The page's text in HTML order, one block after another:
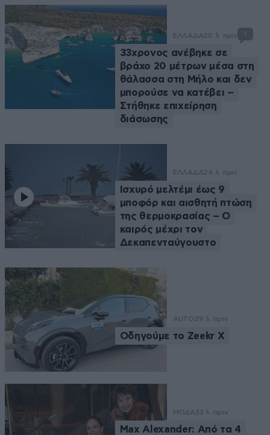
ΕΛΛΑΔΑ20 λ. πριν
33χρονος ανέβηκε σε
βράχο 20 μέτρων μέσα στη
θάλασσα στη Μήλο και δεν
μπορούσε να κατέβει –
Στήθηκε επιχείρηση
διάσωσης
ΕΛΛΑΔΑ24 λ. πριν
Ισχυρό μελτέμι έως 9
μποφόρ και αισθητή πτώση
της θερμοκρασίας – O
καιρός μέχρι τον
Δεκαπενταύγουστο
AUTO29 λ. πριν
Οδηγούμε το Zeekr X
ΜΟΔΑ33 λ. πριν
Max Alexander: Από τα 4